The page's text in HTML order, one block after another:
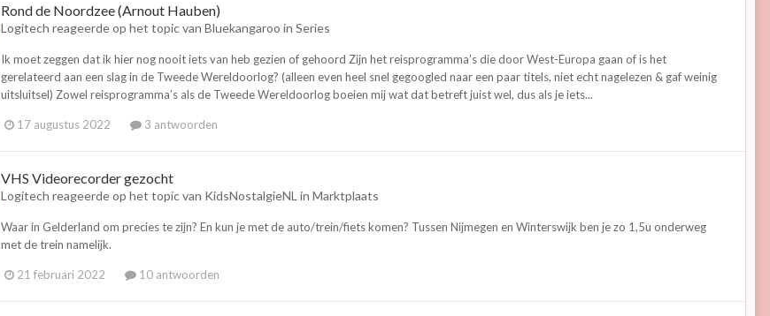
Rond de Noordzee (Arnout Hauben)
Logitech reageerde op het topic van Bluekangaroo in Series
Ik moet zeggen dat ik hier nog nooit iets van heb gezien of gehoord Zijn het reisprogramma’s die door West-Europa gaan of is het
gerelateerd aan een slag in de Tweede Wereldoorlog? (alleen even heel snel gegoogled naar een paar titels, niet echt nagelezen & gaf weinig
uitsluitsel) Zowel reisprogramma’s als de Tweede Wereldoorlog boeien mij wat dat betreft juist wel, dus als je iets...
17 augustus 2022 3 antwoorden
VHS Videorecorder gezocht
Logitech reageerde op het topic van KidsNostalgieNL in Marktplaats
Waar in Gelderland om precies te zijn? En kun je met de auto/trein/fiets komen? Tussen Nijmegen en Winterswijk ben je zo 1,5u onderweg
met de trein namelijk.
21 februari 2022 10 antwoorden